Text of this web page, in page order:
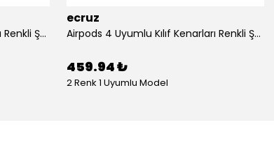
Airpods 4 Uyumlu Kılıf Kenarları Renkli Şeffaf Dilimli Silikon Ecruz Airbag 40 Uyumlu Kılıf
ecruz
Airpods 4 Uyumlu Kılıf Kenarları Renkli Şeffaf Dilimli Silikon Ecruz Airbag 40 Uyumlu Kılıf
459.94 ₺
2 Renk 1 Uyumlu Model